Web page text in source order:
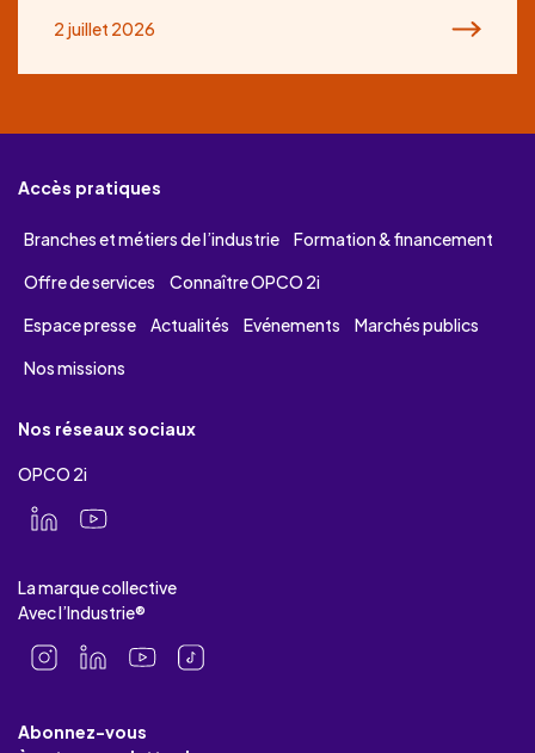
2 juillet 2026
Accès pratiques
Branches et métiers de l’industrie
Formation & financement
Offre de services
Connaître OPCO 2i
Espace presse
Actualités Evénements
Marchés publics
Nos missions
Nos réseaux sociaux
OPCO 2i
La marque collective
Avec l’Industrie®
Abonnez-vous